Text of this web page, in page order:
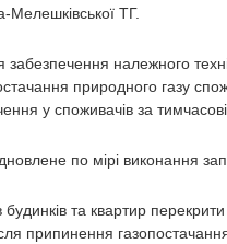
Мелешківської ТГ.
належного
природного газу
у споживачів за тимчасові
по мірі виконання
та квартир
припинення